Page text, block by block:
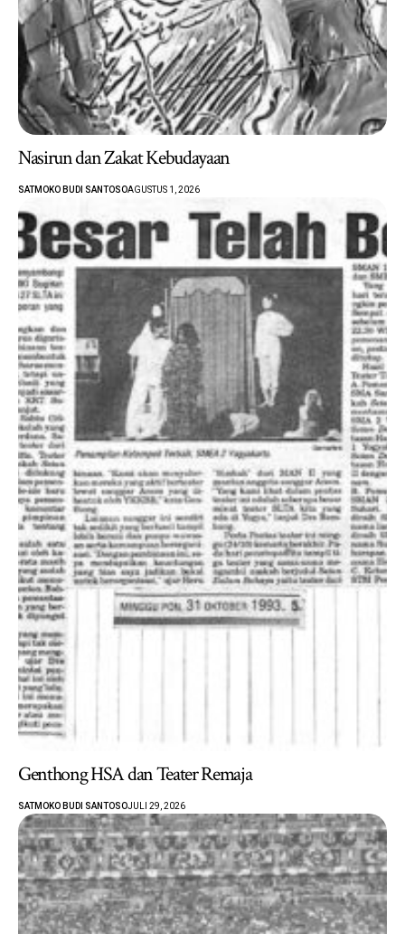
Nasirun dan Zakat Kebudayaan
SATMOKO BUDI SANTOSOAGUSTUS 1, 2026
Genthong HSA dan Teater Remaja
SATMOKO BUDI SANTOSOJULI 29, 2026